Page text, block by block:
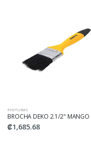
PINTURAS
₡1,685.68